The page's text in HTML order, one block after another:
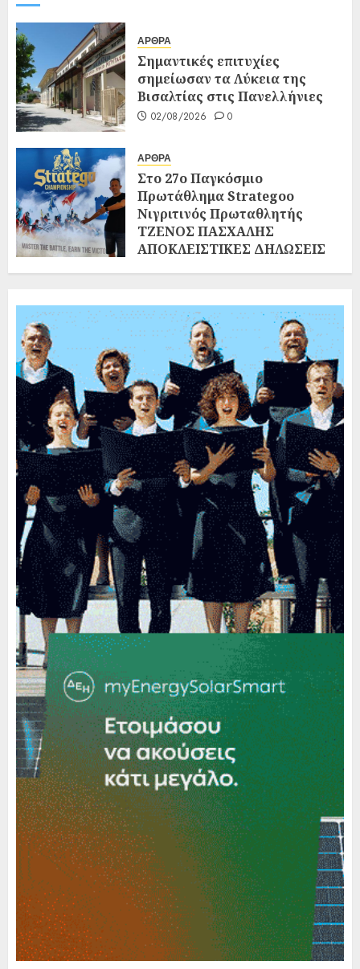
ΑΡΘΡΑ
Σημαντικές επιτυχίες
σημείωσαν τα Λύκεια της
Βισαλτίας στις Πανελλήνιες
02/08/2026 0
ΑΡΘΡΑ
Στο 27ο Παγκόσμιο
Πρωτάθλημα Strategoo
Νιγριτινός Πρωταθλητής
ΤΖΕΝΟΣ ΠΑΣΧΑΛΗΣ
ΑΠΟΚΛΕΙΣΤΙΚΕΣ ΔΗΛΩΣΕΙΣ